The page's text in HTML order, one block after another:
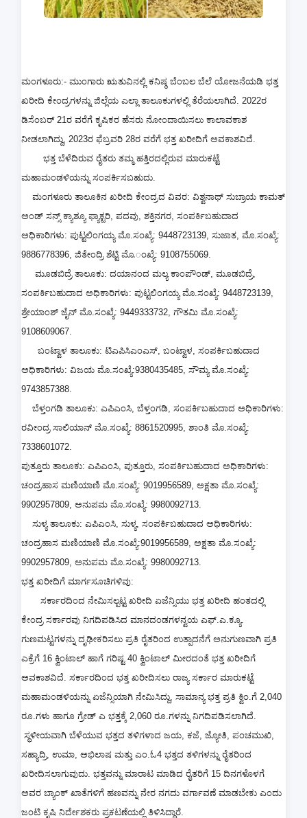
ಮಂಗಳೂರು:- ಮುಂಗಾರು ಋತುವಿನಲ್ಲಿ ಕನಿಷ್ಠ ಬೆಂಬಲ ಬೆಲೆ ಯೋಜನೆಯಡಿ ಭತ್ತ
ಖರೀದಿ ಕೇಂದ್ರಗಳನ್ನು ಜಿಲ್ಲೆಯ ಎಲ್ಲಾ ತಾಲೂಕುಗಳಲ್ಲಿ ತೆರೆಯಲಾಗಿದೆ. 2022ರ
ಡಿಸೆಂಬರ್ 21ರ ವರೆಗೆ ಕೃಷಿಕರ ಹೆಸರು ನೋಂದಾಯಿಸಲು ಕಾಲಾವಕಾಶ
ನೀಡಲಾಗಿದ್ದು, 2023ರ ಫೆಬ್ರವರಿ 28ರ ವರೆಗೆ ಭತ್ತ ಖರೀದಿಗೆ ಅವಕಾಶವಿದೆ.
ಭತ್ತ ಬೆಳೆದಿರುವ ರೈತರು ತಮ್ಮ ಹತ್ತಿರದಲ್ಲಿರುವ ಮಾರುಕಟ್ಟೆ
ಮಹಾಮಂಡಳಿಯನ್ನು ಸಂಪರ್ಕಿಸಬಹುದು.
ಮಂಗಳೂರು ತಾಲೂಕಿನ ಖರೀದಿ ಕೇಂದ್ರದ ವಿವರ: ವಿಶ್ವನಾಥ್ ಸುಬ್ರಾಯ ಕಾಮತ್
ಅಂಡ್ ಸನ್ಸ್ ಕ್ಯಾಶ್ಯೂ ಫ್ಯಾಕ್ಟರಿ, ಪದವು, ಶಕ್ತಿನಗರ, ಸಂಪರ್ಕಿಬಹುದಾದ
ಅಧಿಕಾರಿಗಳು: ಪುಟ್ಟಲಿಂಗಯ್ಯ ಮೊ.ಸಂಖ್ಯೆ: 9448723139, ಸುಜಾತ, ಮೊ.ಸಂಖ್ಯೆ:
9886778396, ಜಿತೇಂದ್ರಿ ಶೆಟ್ಟಿ ಮೊ.ಂಖ್ಯೆ: 9108755069.
ಮೂಡಬಿದ್ರೆ ತಾಲೂಕು: ದಯಾನಂದ ಮಲ್ಯ ಕಾಂಪೌಂಡ್, ಮೂಡಬಿದ್ರೆ,
ಸಂಪರ್ಕಿಬಹುದಾದ ಅಧಿಕಾರಿಗಳು: ಪುಟ್ಟಲಿಂಗಯ್ಯ ಮೊ.ಸಂಖ್ಯೆ: 9448723139,
ಶ್ರೇಯಾಂಶ್ ಜೈನ್ ಮೊ.ಸಂಖ್ಯೆ: 9449333732, ಗೌತಮಿ ಮೊ.ಸಂಖ್ಯೆ:
9108609067.
ಬಂಟ್ವಾಳ ತಾಲೂಕು: ಟಿಎಪಿಸಿಎಂಎಸ್, ಬಂಟ್ವಾಳ, ಸಂಪರ್ಕಿಬಹುದಾದ
ಅಧಿಕಾರಿಗಳು: ವಿಜಯ ಮೊ.ಸಂಖ್ಯೆ:9380435485, ಸೌಮ್ಯ ಮೊ.ಸಂಖ್ಯೆ:
9743857388.
ಬೆಳ್ತಂಗಡಿ ತಾಲೂಕು: ಎಪಿಎಂಸಿ, ಬೆಳ್ತಂಗಡಿ, ಸಂಪರ್ಕಿಬಹುದಾದ ಅಧಿಕಾರಿಗಳು:
ರವೀಂದ್ರ ಸಾಲಿಯಾನ್ ಮೊ.ಸಂಖ್ಯೆ: 8861520995, ಶಾಂತಿ ಮೊ.ಸಂಖ್ಯೆ:
7338601072.
ಪುತ್ತೂರು ತಾಲೂಕು: ಎಪಿಎಂಸಿ, ಪುತ್ತೂರು, ಸಂಪರ್ಕಿಬಹುದಾದ ಅಧಿಕಾರಿಗಳು:
ಚಂದ್ರಹಾಸ ಮಣಿಯಾಣಿ ಮೊ.ಸಂಖ್ಯೆ: 9019956589, ಅಕ್ಷತಾ ಮೊ.ಸಂಖ್ಯೆ:
9902957809, ಅನುಪಮ ಮೊ.ಸಂಖ್ಯೆ: 9980092713.
ಸುಳ್ಯ ತಾಲೂಕು: ಎಪಿಎಂಸಿ, ಸುಳ್ಯ, ಸಂಪರ್ಕಿಬಹುದಾದ ಅಧಿಕಾರಿಗಳು:
ಚಂದ್ರಹಾಸ ಮಣಿಯಾಣಿ ಮೊ.ಸಂಖ್ಯೆ:9019956589, ಅಕ್ಷತಾ ಮೊ.ಸಂಖ್ಯೆ:
9902957809, ಅನುಪಮ ಮೊ.ಸಂಖ್ಯೆ: 9980092713.
ಭತ್ತ ಖರೀದಿಗೆ ಮಾರ್ಗಸೂಚಿಗಳಿವು:
ಸರ್ಕಾರದಿಂದ ನೇಮಿಸಲ್ಪಟ್ಟ ಖರೀದಿ ಏಜೆನ್ಸಿಯು ಭತ್ತ ಖರೀದಿ ಹಂತದಲ್ಲಿ
ಕೇಂದ್ರ ಸರ್ಕಾರವು ನಿಗದಿಪಡಿಸಿದ ಮಾನದಂಡಗಳನ್ವಯ ಎಫ್.ಎ.ಕ್ಯೂ.
ಗುಣಮಟ್ಟಗಳನ್ನು ದೃಢೀಕರಿಸಲು ಪ್ರತಿ ರೈತರಿಂದ ಉತ್ಪಾದನೆಗೆ ಅನುಗುಣವಾಗಿ ಪ್ರತಿ
ಎಕ್ರೆಗೆ 16 ಕ್ವಿಂಟಾಲ್ ಹಾಗೆ ಗರಿಷ್ಟ 40 ಕ್ವಿಂಟಾಲ್ ಮೀರದಂತೆ ಭತ್ತ ಖರೀದಿಗೆ
ಅವಕಾಶವಿದೆ. ಸರ್ಕಾರದಿಂದ ಭತ್ತ ಖರೀದಿಸಲು ರಾಜ್ಯ ಸರ್ಕಾರ ಮಾರುಕಟ್ಟೆ
ಮಹಾಮಂಡಳಿಯನ್ನು ಏಜೆನ್ಸಿಯಾಗಿ ನೇಮಿಸಿದ್ದು, ಸಾಮಾನ್ಯ ಭತ್ತ ಪ್ರತಿ ಕ್ವಿಂ.ಗೆ 2,040
ರೂ.ಗಳು ಹಾಗೂ ಗ್ರೇಡ್ ಎ ಭತ್ತಕ್ಕೆ 2,060 ರೂ.ಗಳನ್ನು ನಿಗದಿಪಡಿಸಲಾಗಿದೆ.
ಸ್ಥಳೀಯವಾಗಿ ಬೆಳೆಯುವ ಭತ್ತದ ತಳಿಗಳಾದ ಜಯ, ಕಜೆ, ಜ್ಯೋತಿ, ಪಂಚಮುಖಿ,
ಸಹ್ಯಾದ್ರಿ, ಉಮಾ, ಅಭಿಲಾಷ ಮತ್ತು ಎಂ.ಓ4 ಭತ್ತದ ತಳಿಗಳನ್ನು ರೈತರಿಂದ
ಖರೀದಿಸಲಾಗುವುದು. ಭತ್ತವನ್ನು ಮಾರಾಟ ಮಾಡಿದ ರೈತರಿಗೆ 15 ದಿನಗಳೊಳಗೆ
ಅವರ ಬ್ಯಾಂಕ್ ಖಾತೆಗಳಿಗೆ ಹಣವನ್ನು ನೇರ ನಗದು ವರ್ಗಾವಣೆ ಮಾಡಬೇಕು ಎಂದು
ಜಂಟಿ ಕೃಷಿ ನಿರ್ದೇಶಕರು ಪ್ರಕಟಣೆಯಲ್ಲಿ ತಿಳಿಸಿದ್ದಾರೆ.